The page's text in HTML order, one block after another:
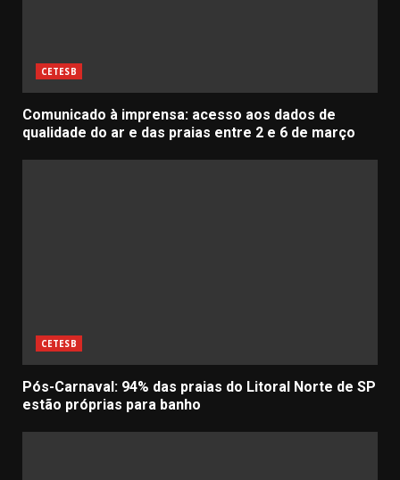
CETESB
Comunicado à imprensa: acesso aos dados de
qualidade do ar e das praias entre 2 e 6 de março
CETESB
Pós-Carnaval: 94% das praias do Litoral Norte de SP
estão próprias para banho